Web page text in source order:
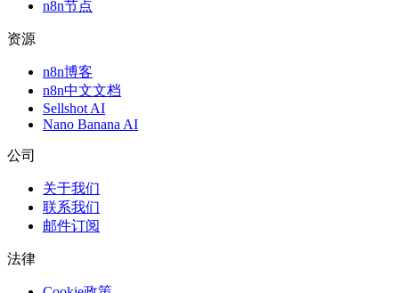
n8n节点
资源
n8n博客
n8n中文文档
Sellshot AI
Nano Banana AI
公司
关于我们
联系我们
邮件订阅
法律